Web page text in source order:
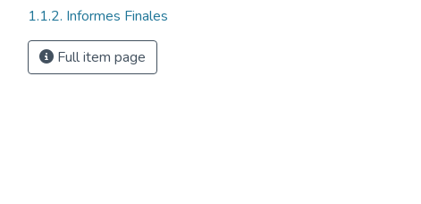
1.1.2. Informes Finales
Full item page